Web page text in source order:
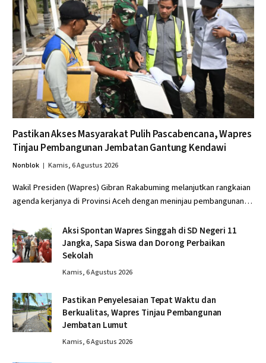
Pastikan Akses Masyarakat Pulih Pascabencana, Wapres
Tinjau Pembangunan Jembatan Gantung Kendawi
Nonblok Kamis, 6 Agustus 2026
Wakil Presiden (Wapres) Gibran Rakabuming melanjutkan rangkaian
agenda kerjanya di Provinsi Aceh dengan meninjau pembangunan…
Aksi Spontan Wapres Singgah di SD Negeri 11
Jangka, Sapa Siswa dan Dorong Perbaikan
Sekolah
Kamis, 6 Agustus 2026
Pastikan Penyelesaian Tepat Waktu dan
Berkualitas, Wapres Tinjau Pembangunan
Jembatan Lumut
Kamis, 6 Agustus 2026